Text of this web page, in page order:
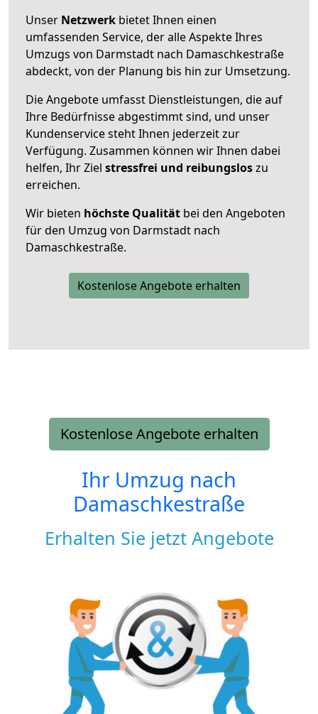
Unser Netzwerk bietet Ihnen einen
umfassenden Service, der alle Aspekte Ihres
Umzugs von Darmstadt nach Damaschkestraße
abdeckt, von der Planung bis hin zur Umsetzung.
Die Angebote umfasst Dienstleistungen, die auf
Ihre Bedürfnisse abgestimmt sind, und unser
Kundenservice steht Ihnen jederzeit zur
Verfügung. Zusammen können wir Ihnen dabei
helfen, Ihr Ziel stressfrei und reibungsloszu
erreichen.
Wir bieten höchste Qualität bei den Angeboten
für den Umzug von Darmstadt nach
Damaschkestraße.
Kostenlose Angebote erhalten
Kostenlose Angebote erhalten
Ihr Umzug nach
Damaschkestraße
Erhalten Sie jetzt Angebote